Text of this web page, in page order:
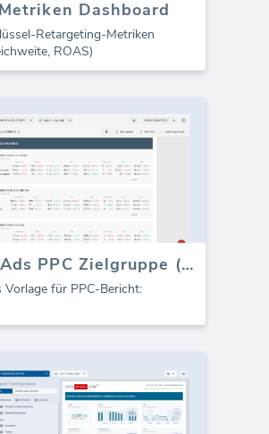
Dashboard
Retargeting-Metriken
ROAS)
Google Ads PPC Zielgruppe (Bericht)
Vorlage für PPC-Bericht: